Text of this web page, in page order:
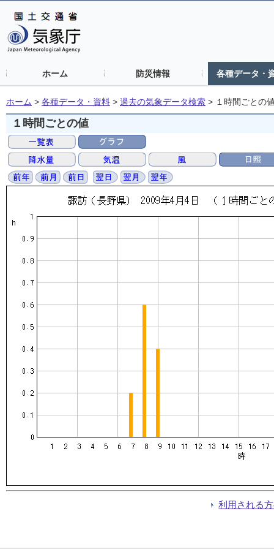
ホーム 防災情報 各種データ・
ホーム > 各種データ・資料 > 過去の気象データ検索 > １時間ごとの
１時間ごとの値
利用される